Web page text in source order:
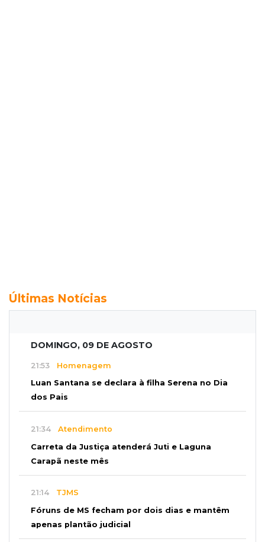
Últimas Notícias
DOMINGO, 09 DE AGOSTO
21:53 Homenagem
Luan Santana se declara à filha Serena no Dia
dos Pais
21:34 Atendimento
Carreta da Justiça atenderá Juti e Laguna
Carapã neste mês
21:14 TJMS
Fóruns de MS fecham por dois dias e mantêm
apenas plantão judicial